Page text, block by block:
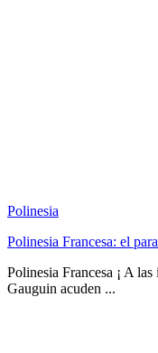
Polinesia
Polinesia Francesa: el
Polinesia Francesa ¡ A
Gauguin acuden ...